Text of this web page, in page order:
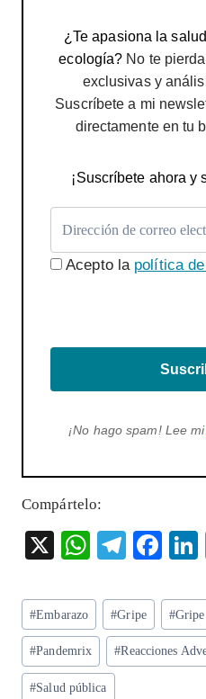
¿Te apasiona la
ecología? No te
exclusivas y
Suscríbete a mi
directamente en tu
¡Suscríbete ahora y
Acepto la política
¡No hago spam! Lee
Compártelo:
X
W
ts
A
p
p
T
eg
ra
m
F
eb
o
o
Etiquetas
de
la
entrada:
#Embarazo #Gripe #
#Pandemrix #Reacciones
#Salud pública